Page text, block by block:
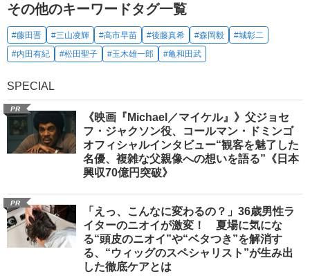
その他のキーワードタグ一覧
#藤田晋 #三山凌輝 #高市早苗 #後藤真希 #森岡毅
#城彰二
#内田有紀
#松田聖子 #玉木雄一郎 #亀和田武
SPECIAL
PR
《映画『Michael／マイケル』》父ジョセ
フ・ジャクソン役、コールマン・ドミンゴ
オフィシャルインタビュー“観客を魅了した
名優、複雑な父親像への想いを語る”《日本
興収70億円突破》
PR
「えっ、こんなに変わるの？」36歳男性ラ
イターのニオイが激変！ 夏場に気にな
る“頭皮のニオイ”や“ベタつき”を解消す
る、“ウィッグのスペシャリスト”が生み出
した徹底ケアとは